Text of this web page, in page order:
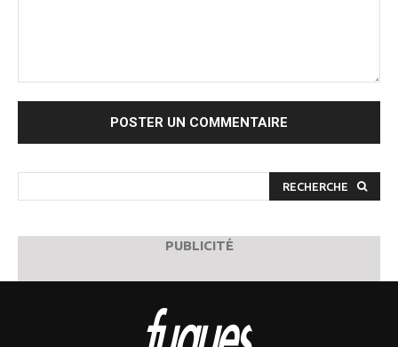
RECHERCHE
PUBLICITÉ